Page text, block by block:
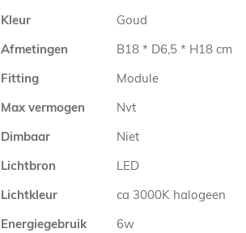
Kleur
Goud
Afmetingen
B18 * D6,5 * H18 cm
Fitting
Module
Max vermogen
Nvt
Dimbaar
Niet
Lichtbron
LED
Lichtkleur
ca 3000K halogeen
Energiegebruik
6w